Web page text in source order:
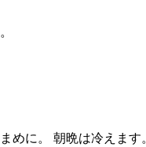
めに。 朝晩は冷えます。